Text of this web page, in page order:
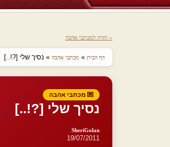
« חזרה למכתבי אהבה
דף הבית » מכתבי אהבה » נסיך שלי [?!..]
💌 מכתבי אהבה
נסיך שלי [?!..]
SheriGolan
19/07/2011